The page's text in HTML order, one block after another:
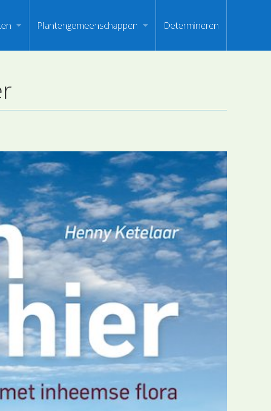
plantensoorten
Plantengemeenschappen
Maanden van optimale herkenbaarheid
Determineren